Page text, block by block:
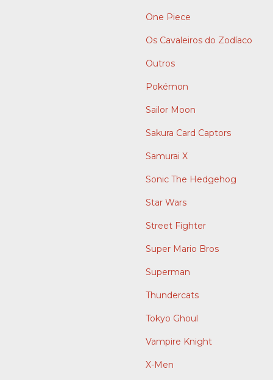
One Piece
Os Cavaleiros do Zodíaco
Outros
Pokémon
Sailor Moon
Sakura Card Captors
Samurai X
Sonic The Hedgehog
Star Wars
Street Fighter
Super Mario Bros
Superman
Thundercats
Tokyo Ghoul
Vampire Knight
X-Men